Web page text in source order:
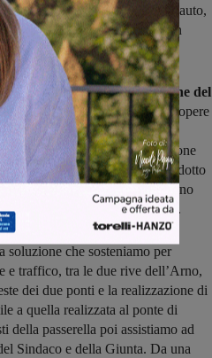
e aumentare i tragitti in auto,
a nostro avviso non è un buon
lavoro in fase di elaborazione del
e ne su quello delle opere
atteso il completamento della
i volumi di circolazione
città e che per oggi ha solo prodotto
di San Giovanni. Insomma sono
aver preparato il territorio".
soluzione che sosteniamo per
e traffico, tra le due rive dell’Arno,
dei due ponti e la realizzazione di
a quella realizzata al ponte di
della passerella poi assistiamo ad
Sindaco e della Giunta. Da una